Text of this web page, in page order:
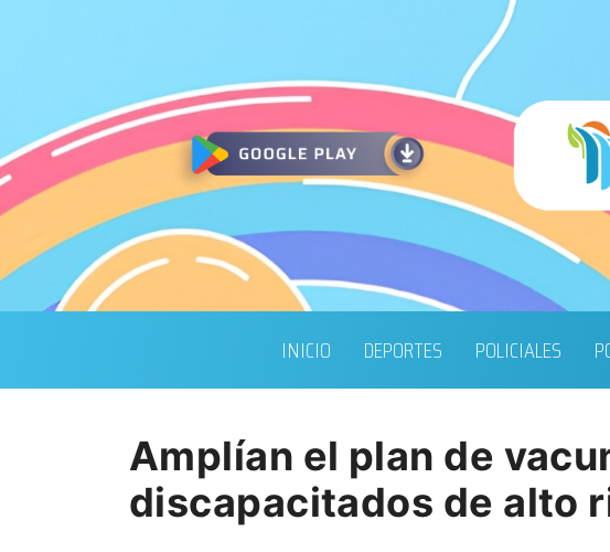
INICIO DEPORTES POLICIALES
Amplían el plan de
discapacitados de alto